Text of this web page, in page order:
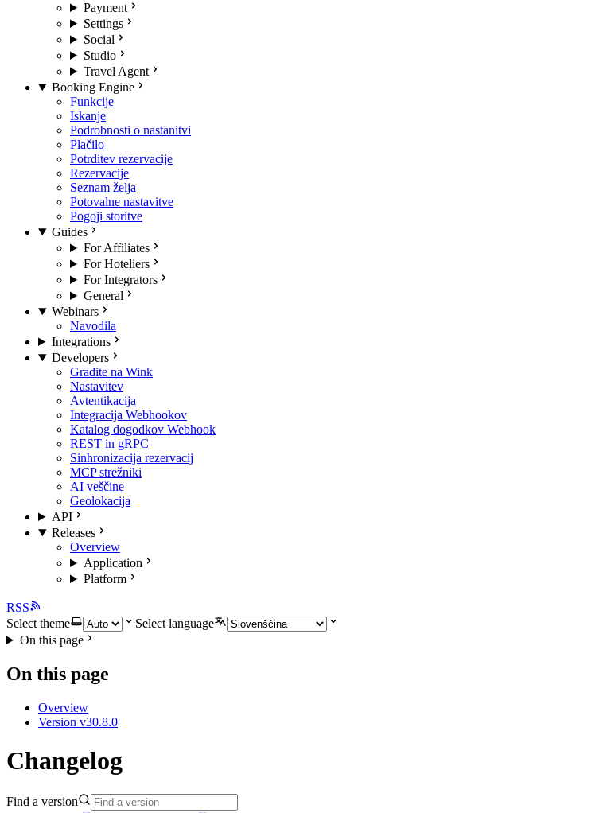
Payment
Settings
Social
Studio
Travel Agent
Booking Engine
Funkcije
Iskanje
Podrobnosti o nastanitvi
Plačilo
Potrditev rezervacije
Rezervacije
Seznam želja
Potovalne nastavitve
Pogoji storitve
Guides
For Affiliates
For Hoteliers
For Integrators
General
Webinars
Navodila
Integrations
Developers
Gradite na Wink
Nastavitev
Avtentikacija
Integracija Webhookov
Katalog dogodkov Webhook
REST in gRPC
Sinhronizacija rezervacij
MCP strežniki
AI veščine
Geolokacija
API
Releases
Overview
Application
Platform
RSS
Select theme
Select language
On this page
On this page
Overview
Version v30.8.0
Changelog
Find a version